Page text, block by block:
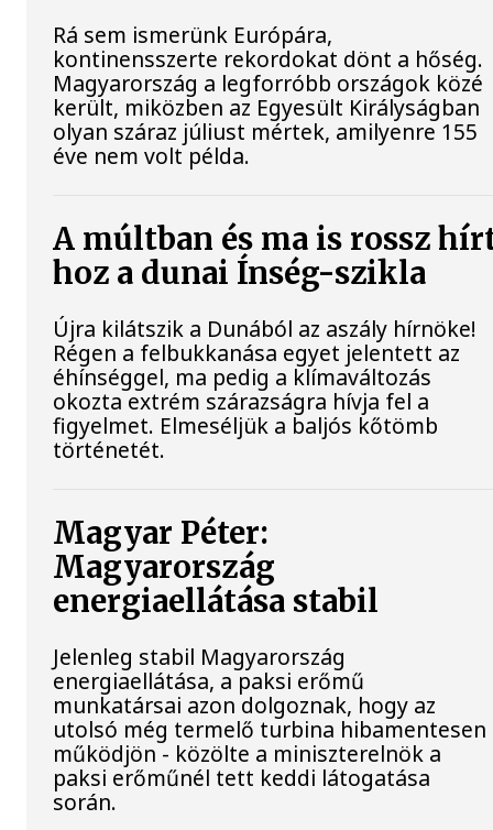
Rá sem ismerünk Európára,
kontinensszerte rekordokat dönt a hőség.
Magyarország a legforróbb országok közé
került, miközben az Egyesült Királyságban
olyan száraz júliust mértek, amilyenre 155
éve nem volt példa.
A múltban és ma is rossz
hoz a dunai Ínség-szikla
Újra kilátszik a Dunából az aszály hírnöke!
Régen a felbukkanása egyet jelentett az
éhínséggel, ma pedig a klímaváltozás
okozta extrém szárazságra hívja fel a
figyelmet. Elmeséljük a baljós kőtömb
történetét.
Magyar Péter:
Magyarország
energiaellátása stabil
Jelenleg stabil Magyarország
energiaellátása, a paksi erőmű
munkatársai azon dolgoznak, hogy az
utolsó még termelő turbina hibamentesen
működjön - közölte a miniszterelnök a
paksi erőműnél tett keddi látogatása
során.